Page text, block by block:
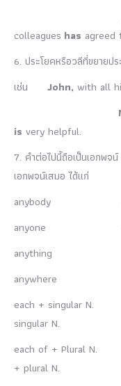
colleagues has
6. ประโยคหรือวลีที่ขยายป
เช่น John, with all
Mr.
is very helpful.
7. คำต่อไปนี้ถือเป็นเอกพจ
เอกพจน์เสมอ ได้แก่
anybody
anyone
anything
anywhere
each + singular
singular N.
each of + Plural
+ plural N.